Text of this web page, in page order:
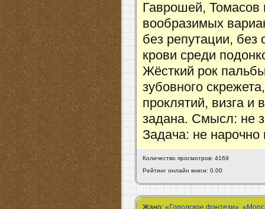
Гаврошей, Томасов
вообразимых
без репутации,
крови среди
Жёсткий рок
зубовного
проклятий, визга и
задана. Смысл: не
Задача: не нарочно
Количество просмотров: 4169
Рейтинг онлайн книги: 0.00